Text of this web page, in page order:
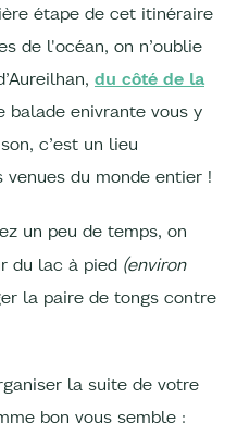
étape de cet itinéraire
de l'océan, on n’oublie
du côté de la
balade enivrante vous y
c’est un lieu
venues du monde entier !
un peu de temps, on
du lac à pied (environ
la paire de tongs contre
la suite de votre
bon vous semble :